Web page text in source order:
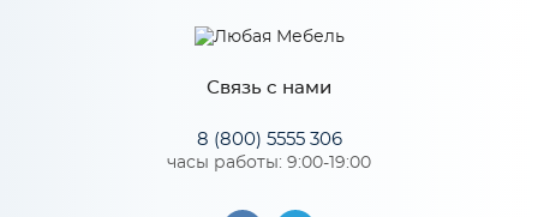
Связь с нами
8 (800) 5555 306
часы работы: 9:00-19:00